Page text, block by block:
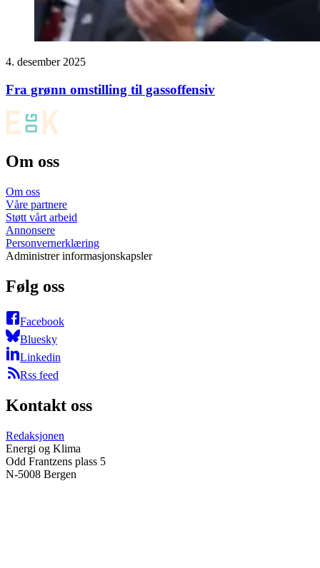
4. desember 2025
Fra grønn omstilling til gass­offensiv
Om oss
Om oss
Våre partnere
Støtt vårt arbeid
Annonsere
Personvernerklæring
Administrer informasjonskapsler
Følg oss
Facebook
Bluesky
Linkedin
Rss feed
Kontakt oss
Redaksjonen
Energi og Klima
Odd Frantzens plass 5
N-5008 Bergen